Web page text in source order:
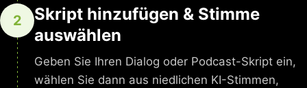
2
Skript hinzufügen & Stimme
auswählen
Geben Sie Ihren Dialog oder Podcast-Skript ein,
wählen Sie dann aus niedlichen KI-Stimmen,